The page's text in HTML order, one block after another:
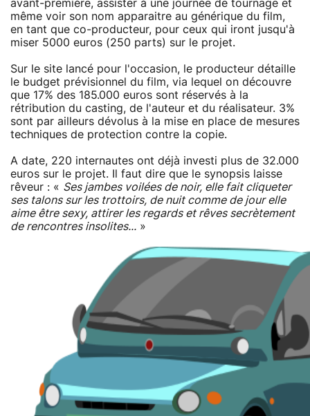
avant-première, assister à une journée de tournage et
même voir son nom apparaitre au générique du film,
en tant que co-producteur, pour ceux qui iront jusqu'à
miser 5000 euros (250 parts) sur le projet.
Sur le site lancé pour l'occasion, le producteur détaille
le budget prévisionnel du film, via lequel on découvre
que 17% des 185.000 euros sont réservés à la
rétribution du casting, de l'auteur et du réalisateur. 3%
sont par ailleurs dévolus à la mise en place de mesures
techniques de protection contre la copie.
A date, 220 internautes ont déjà investi plus de 32.000
euros sur le projet. Il faut dire que le synopsis laisse
rêveur : « Ses jambes voilées de noir, elle fait cliqueter
ses talons sur les trottoirs, de nuit comme de jour elle
aime être sexy, attirer les regards et rêves secrètement
de rencontres insolites... »